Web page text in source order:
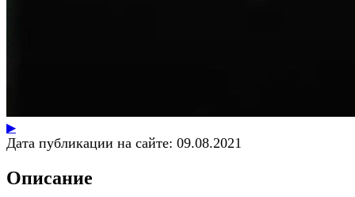
▶
Дата публикации на сайте: 09.08.2021
Описание